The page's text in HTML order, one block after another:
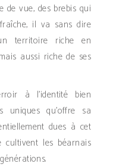
de vue, des brebis qui
il va sans dire
territoire riche en
aussi riche de ses
à l’identité bien
uniques qu’offre sa
dues à cet
les béarnais